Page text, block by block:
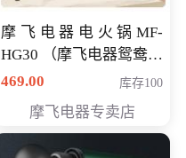
摩飞电器电火锅MF-
HG30 （摩飞电器鸳鸯锅
MF-HG30 ） 会员专享价
469.00 库存100
摩飞电器专卖店